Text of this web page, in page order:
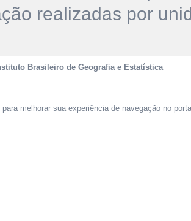
realizadas por
Brasileiro de Geografia e Estatística
melhorar sua experiência de navegação no